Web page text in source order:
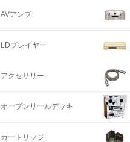
AVアンプ
LDプレイヤー
アクセサリー
オープンリールデッキ
カートリッジ